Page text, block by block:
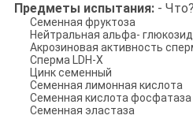
Предметы испытания:- Что?
Семенная фруктоза
Нейтральная альфа-
Акрозиновая активность
Сперма LDH-X
Цинк семенный
Семенная лимонная кислота
Семенная кислота фосфатаза
Семенная эластаза